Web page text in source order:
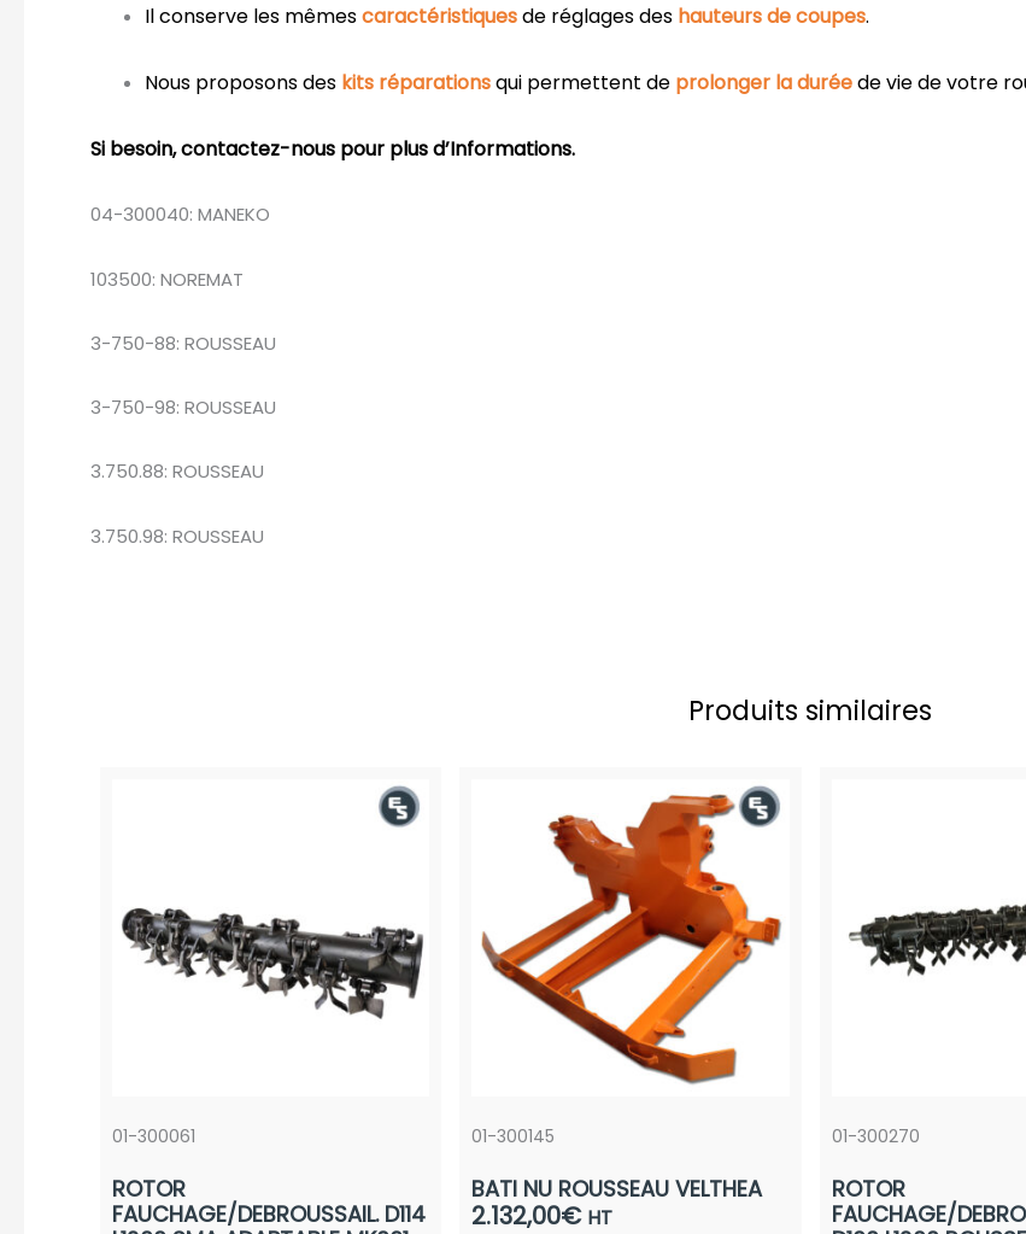
Il conserve les mêmescaractéristiquesde réglages des hauteurs de coupes.
Nous proposons des kits réparationsqui permettent de prolonger la duréede vie de votre
Si besoin, contactez-nous pour plus d’Informations.
04-300040: MANEKO
103500: NOREMAT
3-750-88: ROUSSEAU
3-750-98: ROUSSEAU
3.750.88: ROUSSEAU
3.750.98: ROUSSEAU
Produits similaires
01-300061
ROTOR
FAUCHAGE/DEBROUSSAIL. D114
01-300145
BATI NU ROUSSEAU VELTHEA
2.132,00€ HT
01-300270
ROTOR
FAUCHAGE/